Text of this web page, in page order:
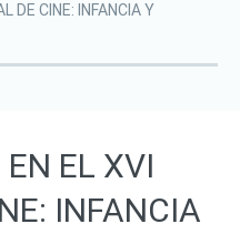
DE CINE: INFANCIA Y
EN EL XVI
INFANCIA